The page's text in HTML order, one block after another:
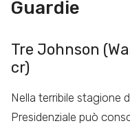
Guardie
Tre Johnson
cr)
Nella terribile stagione
Presidenziale può